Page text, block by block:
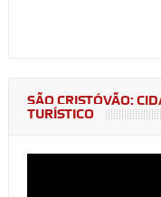
SÃO CRISTÓVÃO:
TURÍSTICO